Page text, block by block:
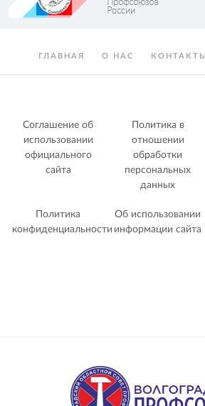
ГЛАВНАЯ О НАС КОНТАКТЫ
Соглашение об
использовании
официального
сайта
Политика в
отношении
обработки
персональных
данных
Политика
конфиденциальности
Об использовании
информации сайта